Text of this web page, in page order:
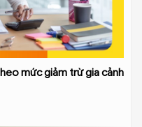
mức giảm trừ gia cảnh